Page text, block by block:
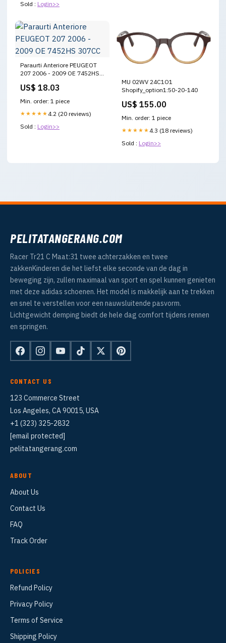
Sold : Login>>
Paraurti Anteriore PEUGEOT
207 2006 - 2009 OE 7452HS
US$ 18.03
Min. order: 1 piece
★★★★★ 4.2 (20 reviews)
Sold : Login>>
MU 02WV 24C1O1
Shopify_option1:50-20-140
US$ 155.00
Min. order: 1 piece
★★★★★ 4.3 (18 reviews)
Sold : Login>>
PELITATANGERANG.COM
Racer Tr21 C Maat:31 twee achterzakken en twee
zakkenKinderen die het liefst elke seconde van de dag in
beweging zijn, zullen maximaal van sport en spel kunnen genieten
met deze adidas schoenen. Het model is makkelijk aan te trekken
en snel te verstellen voor een nauwsluitende pasvorm.
Lichtgewicht demping biedt de hele dag comfort tijdens rennen
en springen.
CONTACT US
123 Commerce Street
Los Angeles, CA 90015, USA
+1 (323) 325-2832
[email protected]
pelitatangerang.com
ABOUT
About Us
Contact Us
FAQ
Track Order
POLICIES
Refund Policy
Privacy Policy
Terms of Service
Shipping Policy